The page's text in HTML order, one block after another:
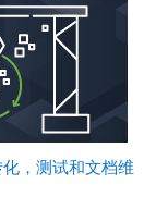
，测试和文档维